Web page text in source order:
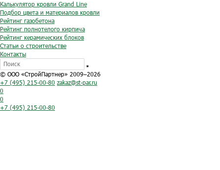
Калькулятор кровли Grand Line
Подбор цвета и материалов кровли
Рейтинг газобетона
Рейтинг полнотелого кирпича
Рейтинг керамических блоков
Статьи о строительстве
Контакты
© ООО «СтройПартнер» 2009–2026
+7 (495) 215-00-80 zakaz@st-par.ru
0
0
+7 (495) 215-00-80